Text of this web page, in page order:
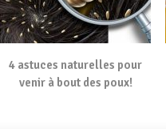
4 astuces naturelles pour
venir à bout des poux!